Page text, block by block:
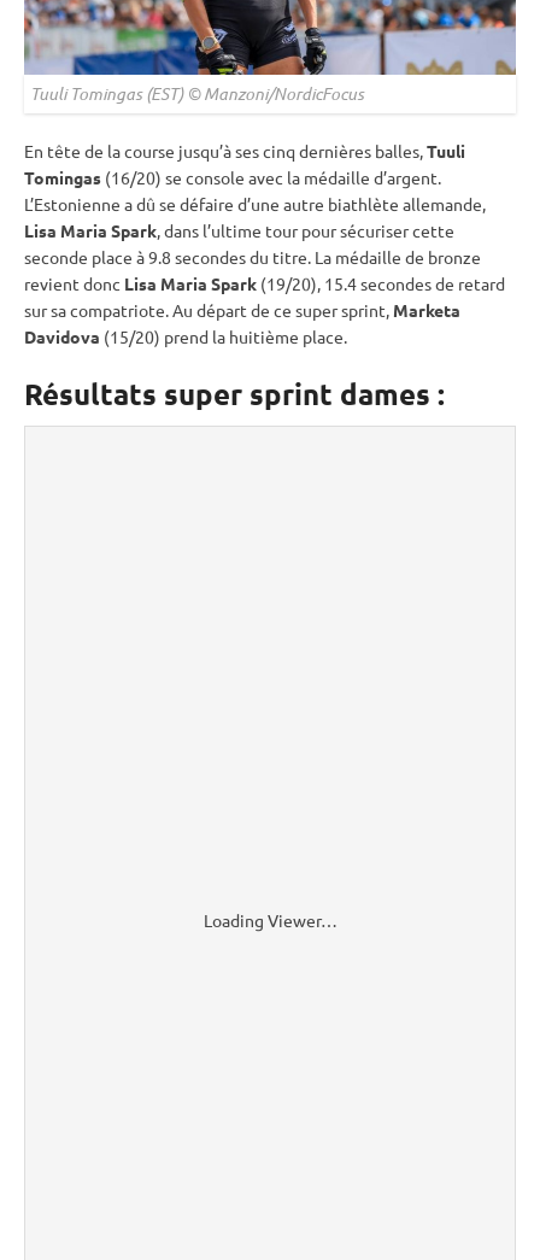
Tuuli Tomingas (EST) © Manzoni/NordicFocus
En tête de la course jusqu’à ses cinq dernières balles,Tuuli
Tomingas (16/20) se console avec la médaille d’argent.
L’Estonienne a dû se défaire d’une autre biathlète allemande,
Lisa Maria Spark, dans l’ultime tour pour sécuriser cette
seconde place à 9.8 secondes du titre. La médaille de bronze
revient donc Lisa Maria Spark (19/20), 15.4 secondes de retard
sur sa compatriote. Au départ de ce supersprint, Marketa
Davidova (15/20) prend la huitième place.
Résultats super sprint dames :
Loading Viewer…